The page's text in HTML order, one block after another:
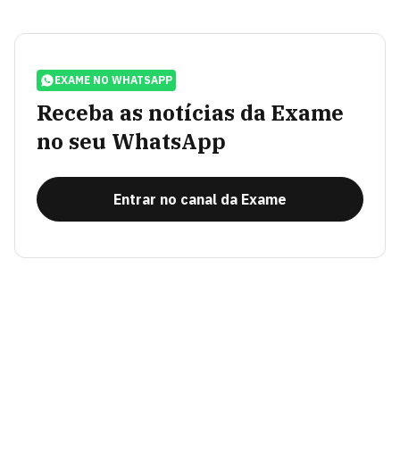
EXAME NO WHATSAPP
Receba as notícias da Exame
no seu WhatsApp
Entrar no canal da Exame